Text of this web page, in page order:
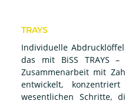
TRAYS
Individuelle
das mit BiSS TRAYS –
Zusammenarbeit mit
entwickelt,
wesentlichen Schritte,